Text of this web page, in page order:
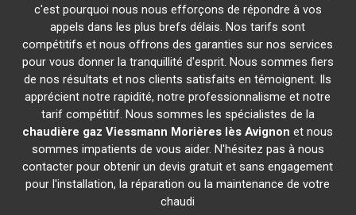
c'est pourquoi nous nous efforçons de répondre à vos
appels dans les plus brefs délais. Nos tarifs sont
compétitifs et nous offrons des garanties sur nos services
pour vous donner la tranquillité d'esprit. Nous sommes fiers
de nos résultats et nos clients satisfaits en témoignent. Ils
apprécient notre rapidité, notre professionnalisme et notre
tarif compétitif. Nous sommes les spécialistes de la
chaudière gaz Viessmann Morières lès Avignon et nous
sommes impatients de vous aider. N'hésitez pas à nous
contacter pour obtenir un devis gratuit et sans engagement
pour l'installation, la réparation ou la maintenance de votre
chaudi